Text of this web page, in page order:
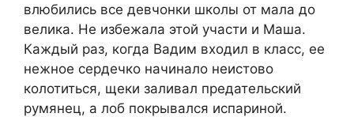
влюбились все девчонки школы от мала до
велика. Не избежала этой участи и Маша.
Каждый раз, когда Вадим входил в класс, ее
нежное сердечко начинало неистово
колотиться, щеки заливал предательский
румянец, а лоб покрывался испариной.